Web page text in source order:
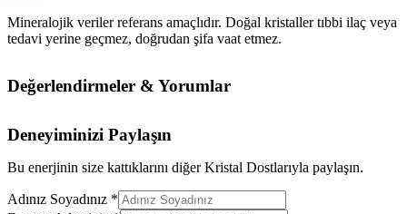
Mineralojik veriler referans amaçlıdır. Doğal kristaller tıbbi ilaç veya
tedavi yerine geçmez, doğrudan şifa vaat etmez.
Değerlendirmeler & Yorumlar
Deneyiminizi Paylaşın
Bu enerjinin size kattıklarını diğer Kristal Dostlarıyla paylaşın.
Adınız Soyadınız *